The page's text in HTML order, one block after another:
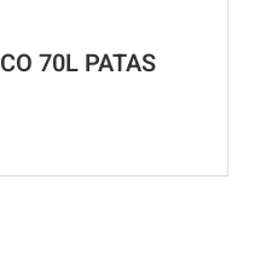
70L PATAS